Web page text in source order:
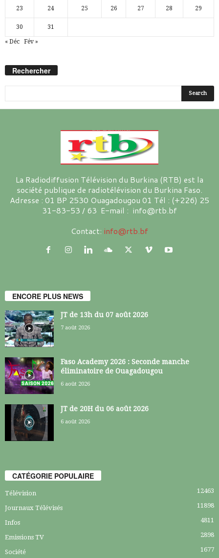
23 24 25 26 27 28 29
30 31
« Déc Fév »
Rechercher
La Radiodiffusion Télévision du Burkina (RTB) est la
société publique de radiotélévision du Burkina Faso.
Adresse : 01 BP 2530 Ouagadougou 01 Tél : (+226) 25
31-83-53 / 63 E-mail : info@rtb.bf
Contact: info@rtb.bf
ENCORE PLUS NEWS
JT de 13h du 07 août 2026
7 août 2026
Faso Academy 2026 : Seconde manche
éliminatoire de Ouagadougou
6 août 2026
JT de 20H du 06 août 2026
6 août 2026
CATÉGORIE POPULAIRE
Télévision 12463
Journaux Télévisés 11898
Infos 4811
Emissions TV 2898
Société 1677